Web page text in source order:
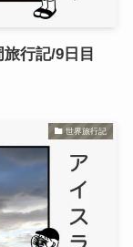
行記/9日目
世界旅行記